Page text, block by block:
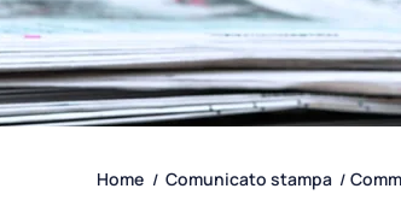
Home / Comunicato stampa /